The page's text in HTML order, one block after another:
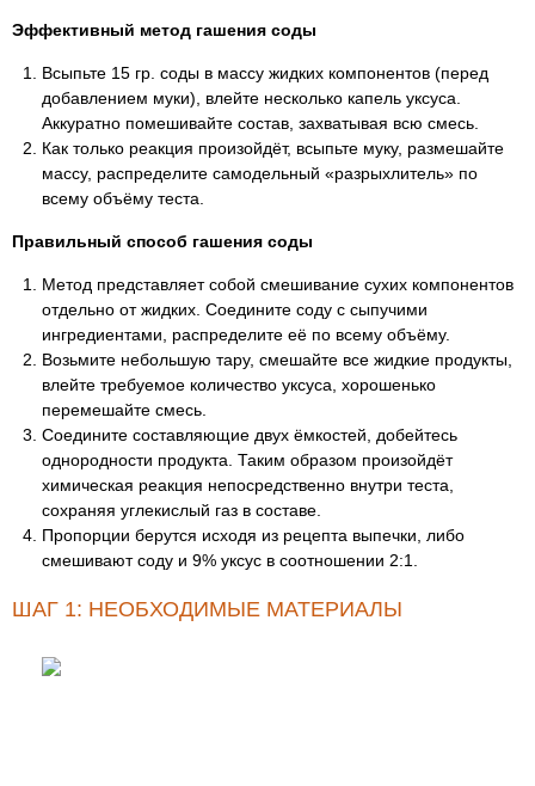
Эффективный метод гашения соды
Всыпьте 15 гр. соды в массу жидких компонентов (перед
добавлением муки), влейте несколько капель уксуса.
Аккуратно помешивайте состав, захватывая всю смесь.
Как только реакция произойдёт, всыпьте муку, размешайте
массу, распределите самодельный «разрыхлитель» по
всему объёму теста.
Правильный способ гашения соды
Метод представляет собой смешивание сухих компонентов
отдельно от жидких. Соедините соду с сыпучими
ингредиентами, распределите её по всему объёму.
Возьмите небольшую тару, смешайте все жидкие продукты,
влейте требуемое количество уксуса, хорошенько
перемешайте смесь.
Соедините составляющие двух ёмкостей, добейтесь
однородности продукта. Таким образом произойдёт
химическая реакция непосредственно внутри теста,
сохраняя углекислый газ в составе.
Пропорции берутся исходя из рецепта выпечки, либо
смешивают соду и 9% уксус в соотношении 2:1.
ШАГ 1: НЕОБХОДИМЫЕ МАТЕРИАЛЫ